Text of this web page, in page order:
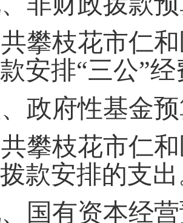
攀枝花市仁
安排“三公”经
政府性基金
攀枝花市仁
款安排的支
国有资本经